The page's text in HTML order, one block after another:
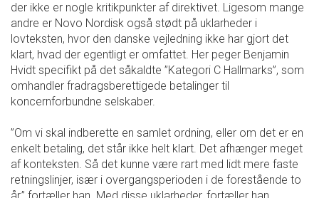
der ikke er nogle kritikpunkter af direktivet. Ligesom mange
andre er Novo Nordisk også stødt på uklarheder i
lovteksten, hvor den danske vejledning ikke har gjort det
klart, hvad der egentligt er omfattet. Her peger Benjamin
Hvidt specifikt på det såkaldte ”Kategori C Hallmarks”, som
omhandler fradragsberettigede betalinger til
koncernforbundne selskaber.
”Om vi skal indberette en samlet ordning, eller om det er en
enkelt betaling, det står ikke helt klart. Det afhænger meget
af konteksten. Så det kunne være rart med lidt mere faste
retningslinjer, især i overgangsperioden i de forestående to